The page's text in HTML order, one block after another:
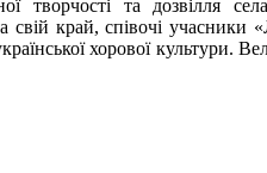
творчості та дозвілля
свій край, співочі учасники
хорової культури.